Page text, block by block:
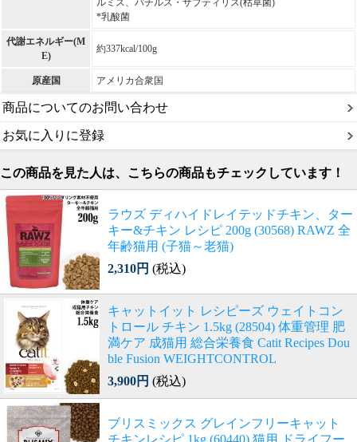
*乳酸菌
代謝エネルギー(M
E)
約337kcal/100g
原産国 アメリカ合衆国
商品についてのお問い合わせ
お気に入りに登録
この商品を見た人は、こちらの商品もチェックしています！
ラウズ ディハイドレイテッドチキン、ター
キー&チキン レシピ 200g (30568) RAWZ 全
年齢猫用 (子猫～老猫)
2,310円 (税込)
キャットイット レシピーズ ウェイトコン
トロール チキン 1.5kg (28504) 体重管理 肥
満ケア 成猫用 総合栄養食 Catit Recipes Dou
ble Fusion WEIGHTCONTROL
3,900円 (税込)
ブリスミックス グレインフリーキャット
チキンレシピ 1kg (60440) 猫用 ドライフー